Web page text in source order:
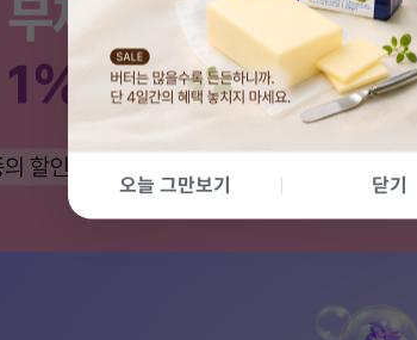
오늘 그만보기 닫기